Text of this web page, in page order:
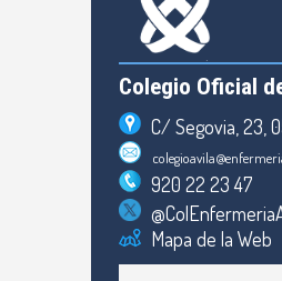
Colegio Oficial
C/ Segovia, 23,
920 22 23 47
Mapa de la Web